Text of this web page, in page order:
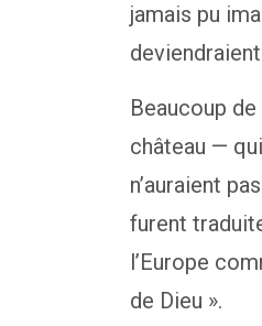
jamais pu
Beaucoup
château —
n’auraient
furent
l’Europe
de Dieu ».